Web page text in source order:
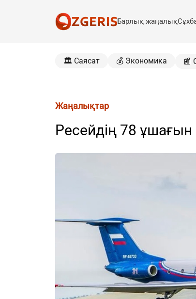
Барлық жаңалық
🏛️ Саясат 💰 Экономика 📰
Жаңалықтар
Ресейдің 78